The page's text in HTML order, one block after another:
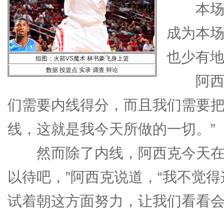
组图：火箭VS魔术 林书豪飞身上篮
数据 投篮点 实录 调查 辩论
本场
成为本
也少有
阿西
们需要内线得分，而且我们需要
线，这就是我今天所做的一切。”
然而除了内线，阿西克今天在
以待吧，”阿西克说道，“我不觉
试着朝这方面努力，让我们看看